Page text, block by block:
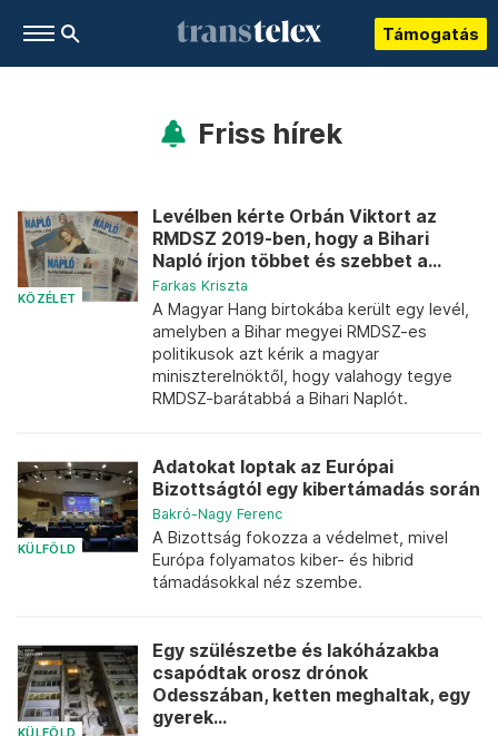
Támogatás
Friss hírek
KÖZÉLET
Levélben kérte Orbán Viktort az
RMDSZ 2019-ben, hogy a Bihari
Napló írjon többet és szebbet a...
Farkas Kriszta
A Magyar Hang birtokába került egy levél,
amelyben a Bihar megyei RMDSZ-es
politikusok azt kérik a magyar
miniszterelnöktől, hogy valahogy tegye
RMDSZ-barátabbá a Bihari Naplót.
KÜLFÖLD
Adatokat loptak az Európai
Bizottságtól egy kibertámadás során
Bakró-Nagy Ferenc
A Bizottság fokozza a védelmet, mivel
Európa folyamatos kiber- és hibrid
támadásokkal néz szembe.
KÜLFÖLD
Egy szülészetbe és lakóházakba
csapódtak orosz drónok
Odesszában, ketten meghaltak, egy
gyerek...